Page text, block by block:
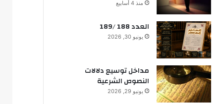
مقصد اعتبار العقل نموذجا
تجديد الفكر الاجتهادي
منذ 4 أسابيع
العدد 188 /189
يونيو 30, 2026
مداخل توسيع دلالات
النصوص الشرعية
يونيو 29, 2026